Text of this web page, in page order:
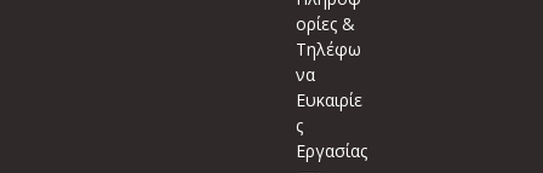
ορίες &
Τηλέφω
να
Ευκαιρίε
ς
Εργασίας